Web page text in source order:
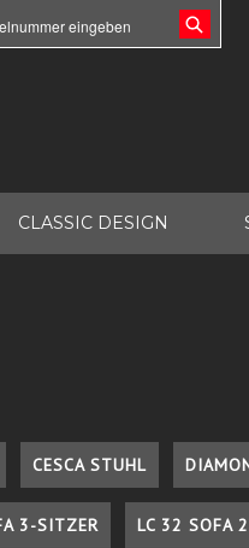
CLASSIC DESIGN
CESCA STUHL
3-SITZER LC 32 SOFA